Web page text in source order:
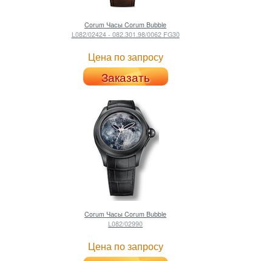
Corum Часы Corum Bubble
L082/02424 - 082.301.98/0062 FG30
Цена по запросу
Заказать
Corum Часы Corum Bubble
L082/02990
Цена по запросу